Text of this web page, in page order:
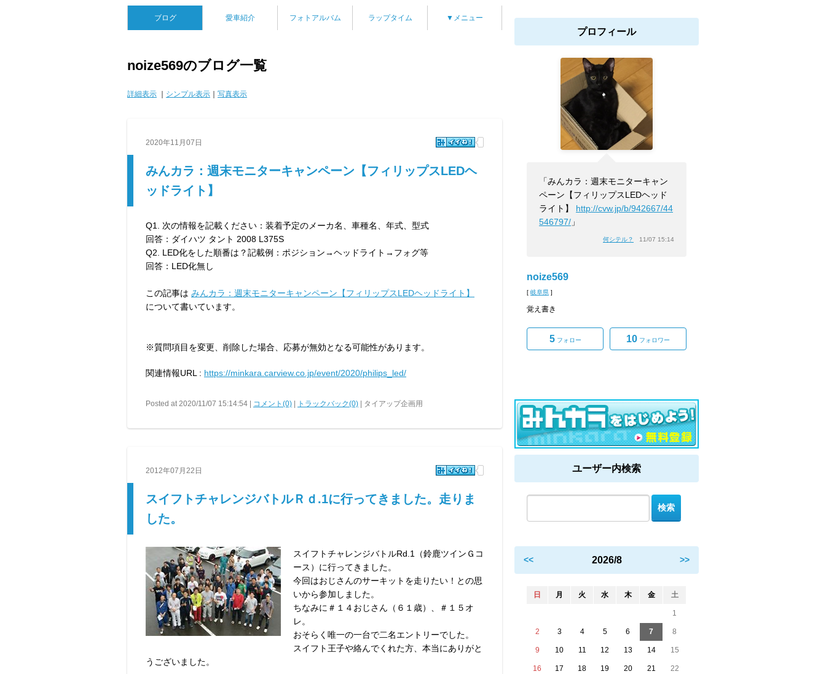
ブログ 愛車紹介 フォトアルバム ラップタイム ▼メニュー
noize569のブログ一覧
詳細表示 シンプル表示 写真表示
2020年11月07日
みんカラ：週末モニターキャンペーン【フィリップスLEDヘ
ッドライト】
Q1. 次の情報を記載ください：装着予定のメーカ名、車種名、年式、型式
回答：ダイハツ タント 2008 L375S
Q2. LED化をした順番は？記載例：ポジション→ヘッドライト→フォグ等
回答：LED化無し
この記事は みんカラ：週末モニターキャンペーン【フィリップスLEDヘッドライト】
について書いています。
※質問項目を変更、削除した場合、応募が無効となる可能性があります。
関連情報URL : https://minkara.carview.co.jp/event/2020/philips_led/
Posted at 2020/11/07 15:14:54 | コメント(0) トラックバック(0) | タイアップ企画用
2012年07月22日
スイフトチャレンジバトルＲｄ.1に行ってきました。走りま
した。
スイフトチャレンジバトルRd.1（鈴鹿ツインＧコ
ース）に行ってきました。
今回はおじさんのサーキットを走りたい！との思
いから参加しました。
ちなみに＃１４おじさん（６１歳）、＃１５オ
レ。
おそらく唯一の一台で二名エントリーでした。
スイフト王子や絡んでくれた方、本当にありがと
うございました。
プロフィール
「みんカラ：週末モニターキャン
ペーン【フィリップスLEDヘッド
ライト】 http://cvw.jp/b/942667/44
546797/ 」
何シテル？ 11/07 15:14
noize569
[ 岐阜県 ]
覚え書き
5フォロー 10 フォロワー
ユーザー内検索
<< 2026/8 >>
日 月 火 水 木 金 土
1
2 3 4 5 6 7 8
9 10 11 12 13 14 15
16 17 18 19 20 21 22